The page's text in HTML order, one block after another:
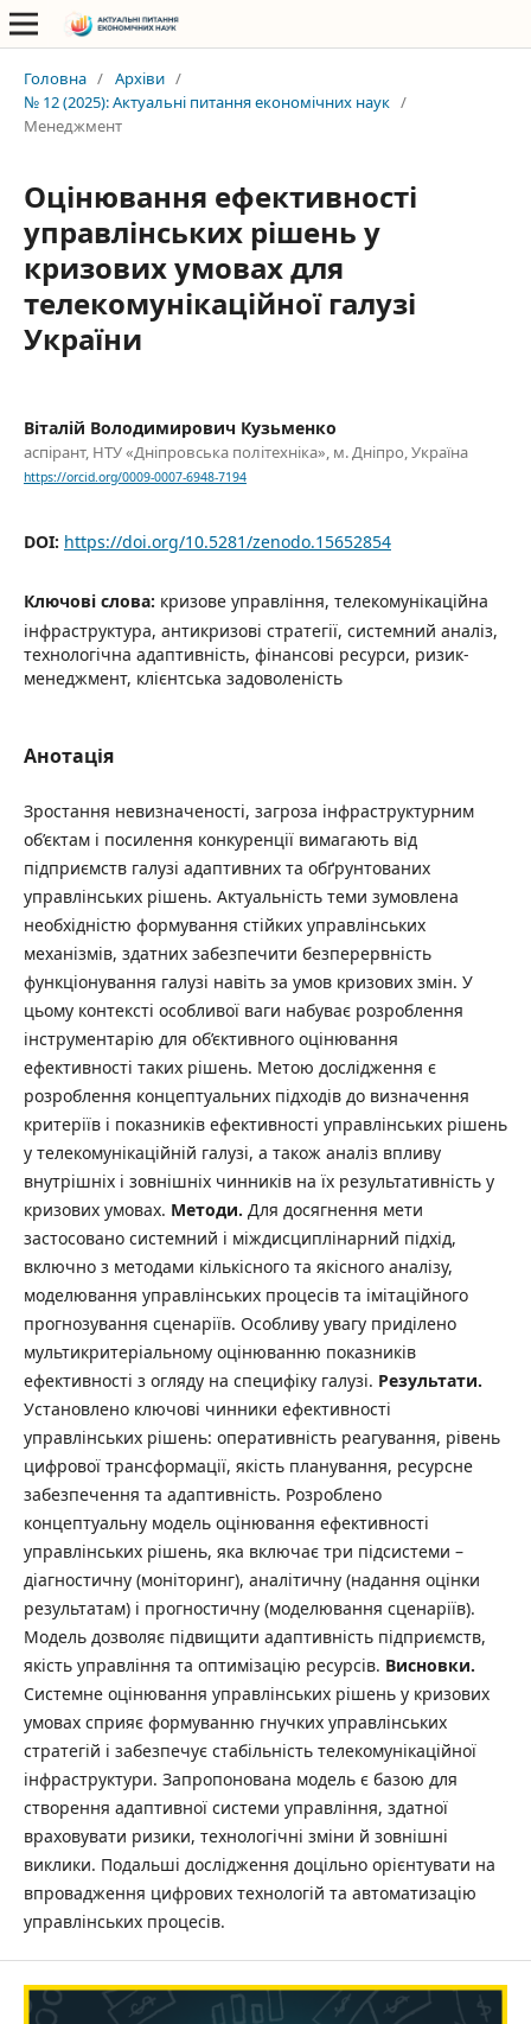
Головна / Архіви /
№ 12 (2025): Актуальні питання економічних наук /
Менеджмент
Оцінювання ефективності
управлінських рішень у
кризових умовах для
телекомунікаційної галузі
України
Віталій Володимирович Кузьменко
аспірант, НТУ «Дніпровська політехніка», м. Дніпро, Україна
https://orcid.org/0009-0007-6948-7194
DOI: https://doi.org/10.5281/zenodo.15652854
Ключові слова: кризове управління, телекомунікаційна
інфраструктура, антикризові стратегії, системний аналіз,
технологічна адаптивність, фінансові ресурси, ризик-
менеджмент, клієнтська задоволеність
Анотація
Зростання невизначеності, загроза інфраструктурним
об’єктам і посилення конкуренції вимагають від
підприємств галузі адаптивних та обґрунтованих
управлінських рішень. Актуальність теми зумовлена
необхідністю формування стійких управлінських
механізмів, здатних забезпечити безперервність
функціонування галузі навіть за умов кризових змін. У
цьому контексті особливої ваги набуває розроблення
інструментарію для об’єктивного оцінювання
ефективності таких рішень. Метою дослідження є
розроблення концептуальних підходів до визначення
критеріїв і показників ефективності управлінських рішень
у телекомунікаційній галузі, а також аналіз впливу
внутрішніх і зовнішніх чинників на їх результативність у
кризових умовах. Методи. Для досягнення мети
застосовано системний і міждисциплінарний підхід,
включно з методами кількісного та якісного аналізу,
моделювання управлінських процесів та імітаційного
прогнозування сценаріїв. Особливу увагу приділено
мультикритеріальному оцінюванню показників
ефективності з огляду на специфіку галузі. Результати.
Установлено ключові чинники ефективності
управлінських рішень: оперативність реагування, рівень
цифрової трансформації, якість планування, ресурсне
забезпечення та адаптивність. Розроблено
концептуальну модель оцінювання ефективності
управлінських рішень, яка включає три підсистеми –
діагностичну (моніторинг), аналітичну (надання оцінки
результатам) і прогностичну (моделювання сценаріїв).
Модель дозволяє підвищити адаптивність підприємств,
якість управління та оптимізацію ресурсів. Висновки.
Системне оцінювання управлінських рішень у кризових
умовах сприяє формуванню гнучких управлінських
стратегій і забезпечує стабільність телекомунікаційної
інфраструктури. Запропонована модель є базою для
створення адаптивної системи управління, здатної
враховувати ризики, технологічні зміни й зовнішні
виклики. Подальші дослідження доцільно орієнтувати на
впровадження цифрових технологій та автоматизацію
управлінських процесів.